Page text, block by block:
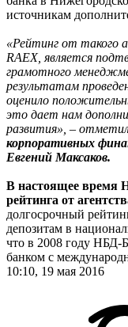
источникам
«Рейтинг от такого
RAEX, является
грамотного
результатам
оценило
это дает нам
развития», –
корпоративных
Евгений Максаков.
В настоящее время
рейтинга от
долгосрочный
депозитам в
что в 2008 году НБД-
банком с
10:10, 19 мая 2016